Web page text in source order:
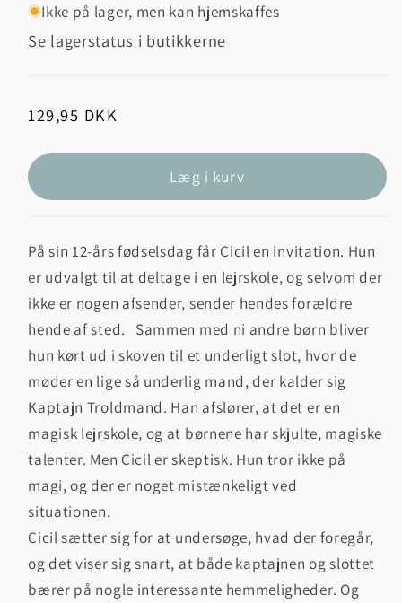
Ikke på lager, men kan hjemskaffes
Se lagerstatus i butikkerne
Normalpris
129,95 DKK
Læg i kurv
På sin 12-års fødselsdag får Cicil en invitation. Hun
er udvalgt til at deltage i en lejrskole, og selvom der
ikke er nogen afsender, sender hendes forældre
hende af sted. Sammen med ni andre børn bliver
hun kørt ud i skoven til et underligt slot, hvor de
møder en lige så underlig mand, der kalder sig
Kaptajn Troldmand. Han afslører, at det er en
magisk lejrskole, og at børnene har skjulte, magiske
talenter. Men Cicil er skeptisk. Hun tror ikke på
magi, og der er noget mistænkeligt ved
situationen.
Cicil sætter sig for at undersøge, hvad der foregår,
og det viser sig snart, at både kaptajnen og slottet
bærer på nogle interessante hemmeligheder. Og